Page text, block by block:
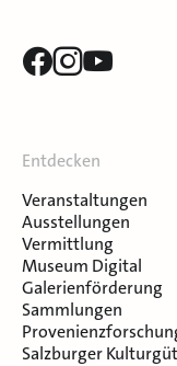
Entdecken
Veranstaltungen
Ausstellungen
Vermittlung
Museum Digital
Galerienförderung
Sammlungen
Salzburger